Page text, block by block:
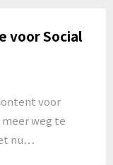
voor Social
voor
weg te
nu…